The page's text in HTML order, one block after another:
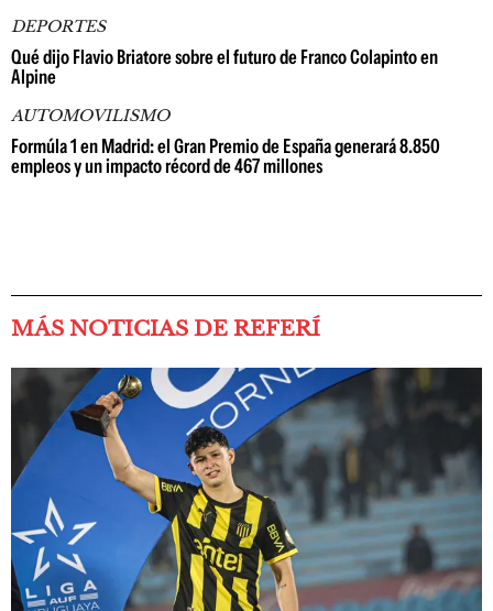
DEPORTES
Qué dijo Flavio Briatore sobre el futuro de Franco Colapinto en
Alpine
AUTOMOVILISMO
Formúla 1 en Madrid: el Gran Premio de España generará 8.850
empleos y un impacto récord de 467 millones
MÁS NOTICIAS DE REFERÍ